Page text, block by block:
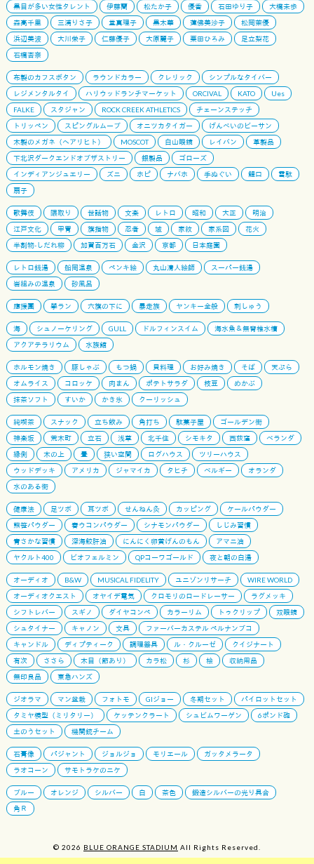
黒目が多い女性タレント 伊藤蘭 松たか子 優香 石田ゆり子
大橋未歩
森高千里
三浦りさ子 堂真理子 黒木華 蓮佛美沙子
松岡茉優
浜辺美波
大川栄子 仁藤優子 大原麗子 栗田ひろみ
足立梨花
石橋杏奈
布製のカフスボタン ラウンドカラー クレリック
シンプルなタイバー
レジメンタルタイ
ハリウッドランチマーケット ORCIVAL KATO
Ues
FALKE
スタジャン ROCK CREEK ATHLETICS
チェーンステッチ
トリッペン
スピングルムーブ オニツカタイガー
げんべいのビーサン
木製のメガネ（ヘアリヒト）
MOSCOT 白山眼鏡 レイバン
革製品
下北沢ダークエンドオブザストリー
銀製品
ゴローズ
インディアンジュエリー
ズニ ホピ ナバホ 手ぬぐい 鯉口
雪駄
扇子
歌舞伎 隈取り 世話物 文楽 レトロ 昭和 大正
明治
江戸文化
甲冑 旗指物 忍者 城 家紋 家系図
花火
半割物-しだれ柳
加賀百万石 金沢 京都 日本庭園
レトロ銭湯 船岡温泉 ペンキ絵 丸山清人絵師
スーパー銭湯
岩組みの温泉
砂風呂
應援團 學ラン 六旗の下に 暴走族 ヤンキー全般 刺しゅう
海 シュノーケリング GULL ドルフィンスイム
海水魚＆無脊椎水槽
アクアテラリウム
水族館
ホルモン焼き 豚しゃぶ もつ鍋 貝料理 お好み焼き そば
天ぷら
オムライス
コロッケ 肉まん ポテトサラダ 枝豆
めかぶ
抹茶ソフト
すいか かき氷 クーリッシュ
純喫茶 スナック 立ち飲み 角打ち 駄菓子屋
ゴールデン街
神楽坂
荒木町 立石 浅草 北千住 シモキタ 西荻窪
ベランダ
縁側
木の上 畳 狭い空間 ログハウス
ツリーハウス
ウッドデッキ
アメリカ ジャマイカ タヒチ ベルギー
オランダ
水のある街
健康法 足ツボ 耳ツボ せんねん灸 カッピング
ケールパウダー
熊笹パウダー
春ウコンパウダー シナモンパウダー
しじみ習慣
青さかな習慣
深海鮫肝油 にんにく卵黄げんのもん
アマニ油
ヤクルト400
ビオフェルミン QPコーワゴールド 夜と朝の白湯
オーディオ B&W MUSICAL FIDELITY ユニゾンリサーチ
WIRE WORLD
オーディオクエスト
オヤイデ電気 クロモリのロードレーサー
ラグメッキ
シフトレバー
スギノ ダイヤコンペ カラーリム トゥクリップ
双眼鏡
シュタイナー
キャノン 文具
ファーバーカステル ペルナンブコ
キャンドル
ディプティーク 調理器具 ル・クルーゼ
クイジナート
有次
ささら 木目（節あり） カラ松 杉 桧
収納用品
無印良品
東急ハンズ
ジオラマ マン盆栽 フォトモ GIジョー 冬期セット
パイロットセット
タミヤ模型（ミリタリー）
ケッテンクラート シュビムワーゲン
6ポンド砲
土のうセット
機関銃チーム
石膏像 パジャント ジョルジョ モリエール
ガッタメラータ
ラオコーン
サモトラケのニケ
ブルー オレンジ シルバー 白 茶色
鍛造シルバーの光り具合
角Ｒ
© 2026 BLUE ORANGE STADIUM All Rights Reserved.